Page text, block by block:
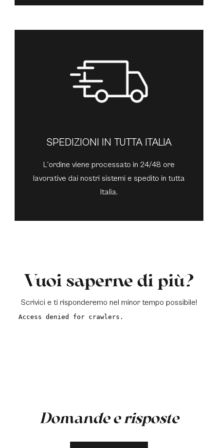
SPEDIZIONI IN TUTTA ITALIA
L'ordine viene processato in 24/48 ore
lavorative dai nostri sistemi e spedito in tutta
Italia.
Vuoi saperne di più?
Scrivici e ti risponderemo nel minor tempo possibile!
Domande e risposte